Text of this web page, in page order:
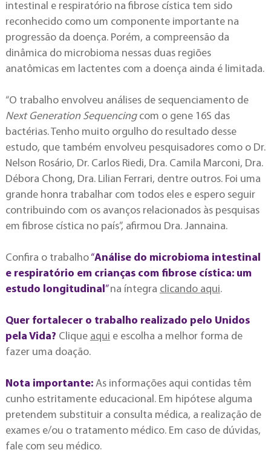
intestinal e respiratório na fibrose cística tem sido
reconhecido como um componente importante na
progressão da doença. Porém, a compreensão da
dinâmica do microbioma nessas duas regiões
anatômicas em lactentes com a doença ainda é limitada.
“O trabalho envolveu análises de sequenciamento de
Next Generation Sequencing com o gene 16S das
bactérias. Tenho muito orgulho do resultado desse
estudo, que também envolveu pesquisadores como o Dr.
Nelson Rosário, Dr. Carlos Riedi, Dra. Camila Marconi, Dra.
Débora Chong, Dra. Lilian Ferrari, dentre outros. Foi uma
grande honra trabalhar com todos eles e espero seguir
contribuindo com os avanços relacionados às pesquisas
em fibrose cística no país”, afirmou Dra. Jannaina.
Confira o trabalho“Análise do microbioma intestinal
e respiratório em crianças com fibrose cística: um
estudo longitudinal”na íntegra clicando aqui.
Quer fortalecer o trabalho realizado pelo Unidos
pela Vida? Clique aqui e escolha a melhor forma de
fazer uma doação.
Nota importante:As informações aqui contidas têm
cunho estritamente educacional. Em hipótese alguma
pretendem substituir a consulta médica, a realização de
exames e/ou o tratamento médico. Em caso de dúvidas,
fale com seu médico.